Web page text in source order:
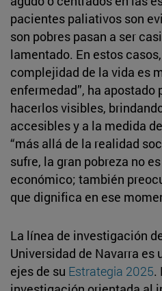
pacientes paliativos son
son pobres pasan a ser
lamentado. En estos
complejidad de la vida es
enfermedad”, ha apostado
hacerlos visibles,
accesibles y a la medida
“más allá de la realidad
sufre, la gran pobreza no
económico; también
que dignifica en ese
La línea de investigación
Universidad de Navarra es
ejes de su Estrategia 2025.